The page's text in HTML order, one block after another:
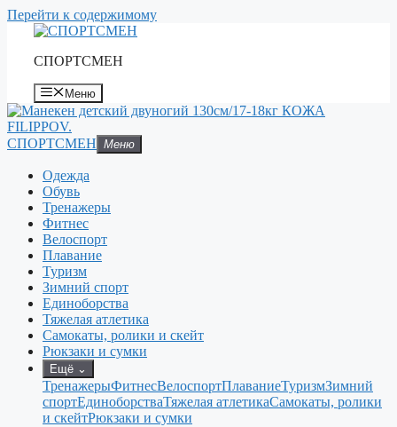
Перейти к содержимому
СПОРТСМЕН
Меню
СПОРТСМЕН Меню
Одежда
Обувь
Тренажеры
Фитнес
Велоспорт
Плавание
Туризм
Зимний спорт
Единоборства
Тяжелая атлетика
Самокаты, ролики и скейт
Рюкзаки и сумки
Ещё ⌄
ТренажерыФитнесВелоспортПлаваниеТуризмЗимний
спортЕдиноборстваТяжелая атлетикаСамокаты, ролики
и скейтРюкзаки и сумки